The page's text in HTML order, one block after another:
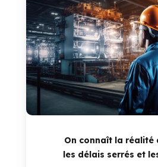
On connaît la réalité
les délais serrés et